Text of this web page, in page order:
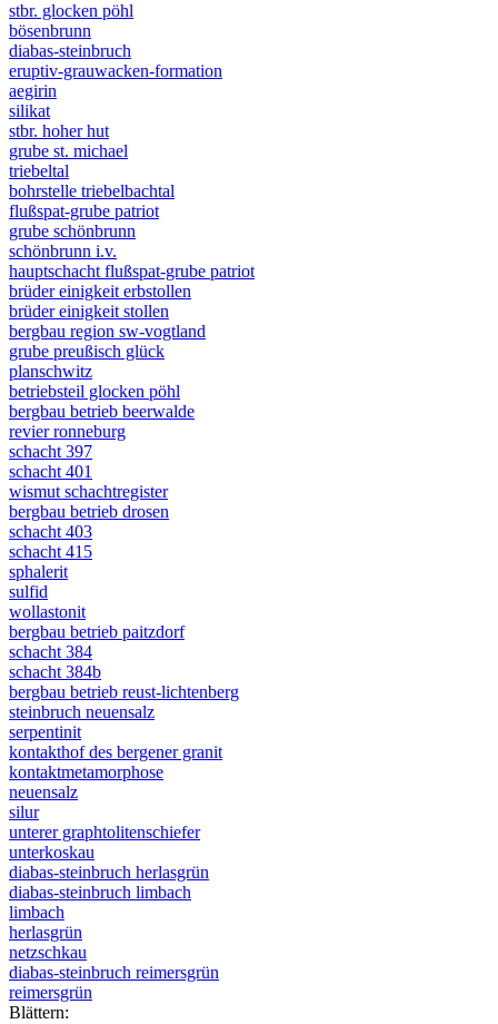
stbr. glocken pöhl
bösenbrunn
diabas-steinbruch
eruptiv-grauwacken-formation
aegirin
silikat
stbr. hoher hut
grube st. michael
triebeltal
bohrstelle triebelbachtal
flußspat-grube patriot
grube schönbrunn
schönbrunn i.v.
hauptschacht flußspat-grube patriot
brüder einigkeit erbstollen
brüder einigkeit stollen
bergbau region sw-vogtland
grube preußisch glück
planschwitz
betriebsteil glocken pöhl
bergbau betrieb beerwalde
revier ronneburg
schacht 397
schacht 401
wismut schachtregister
bergbau betrieb drosen
schacht 403
schacht 415
sphalerit
sulfid
wollastonit
bergbau betrieb paitzdorf
schacht 384
schacht 384b
bergbau betrieb reust-lichtenberg
steinbruch neuensalz
serpentinit
kontakthof des bergener granit
kontaktmetamorphose
neuensalz
silur
unterer graphtolitenschiefer
unterkoskau
diabas-steinbruch herlasgrün
diabas-steinbruch limbach
limbach
herlasgrün
netzschkau
diabas-steinbruch reimersgrün
reimersgrün
Blättern: